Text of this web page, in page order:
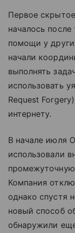
Первое
началось
помощи у
начали
выполнять
использовать
Request
интернету.
В начале июля
использовали
Компания
однако спустя
новый способ
обнаружили